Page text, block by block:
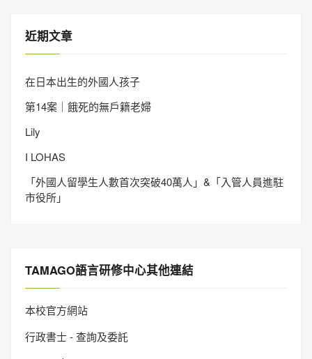
近期文章
在日本出生的外國人孩子
第14案｜餓死的無戶籍老婦
Lily
I LOHAS
「外國人留學生人數首次突破40萬人」&「入管人員進駐
市役所」
TAMAGO語言研修中心其他連結
本校官方網站
行政書士 - 查詢及委託